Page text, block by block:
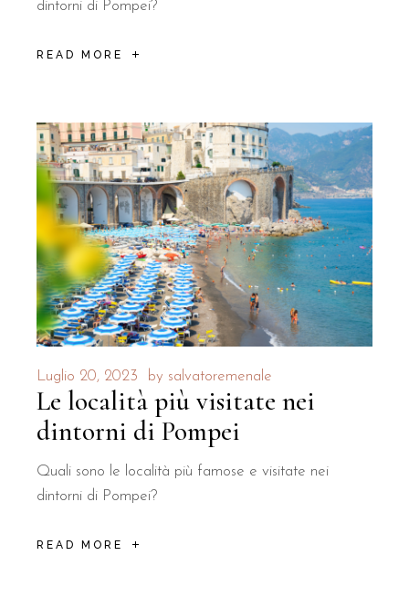
dintorni di Pompei?
READ MORE
Luglio 20, 2023 by salvatoremenale
Le località più visitate nei
dintorni di Pompei
Quali sono le località più famose e visitate nei
dintorni di Pompei?
READ MORE